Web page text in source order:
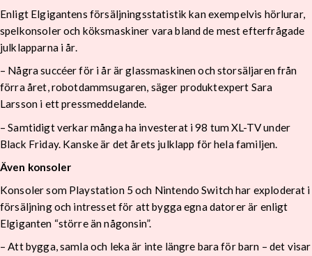
Enligt Elgigantens försäljningsstatistik kan exempelvis hörlurar,
spelkonsoler och köksmaskiner vara bland de mest efterfrågade
julklapparna i år.
– Några succéer för i år är glassmaskinen och storsäljaren från
förra året, robotdammsugaren, säger produktexpert Sara
Larsson i ett pressmeddelande.
– Samtidigt verkar många ha investerat i 98 tum XL-TV under
Black Friday. Kanske är det årets julklapp för hela familjen.
Även konsoler
Konsoler som Playstation 5 och Nintendo Switch har exploderat i
försäljning och intresset för att bygga egna datorer är enligt
Elgiganten “större än någonsin”.
– Att bygga, samla och leka är inte längre bara för barn – det visar